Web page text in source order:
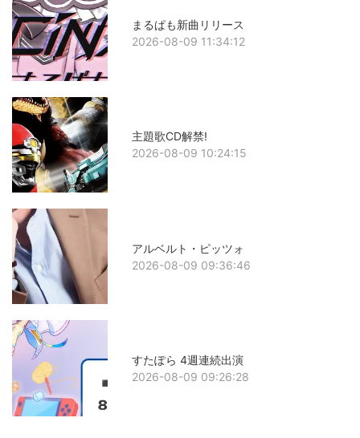
まるぱも新曲リリース
2026-08-09 11:34:12
主題歌CD解禁!
2026-08-09 10:24:15
アルベルト・ピッツォ
2026-08-09 09:36:46
すたぽら 4週連続出演
2026-08-09 09:26:28